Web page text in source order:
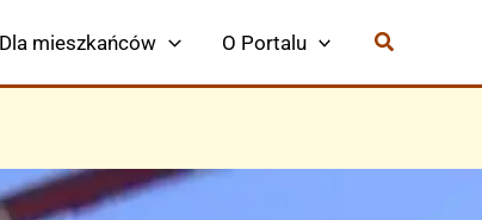
Dla mieszkańców O Portalu